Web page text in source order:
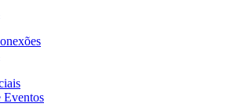
Eventos